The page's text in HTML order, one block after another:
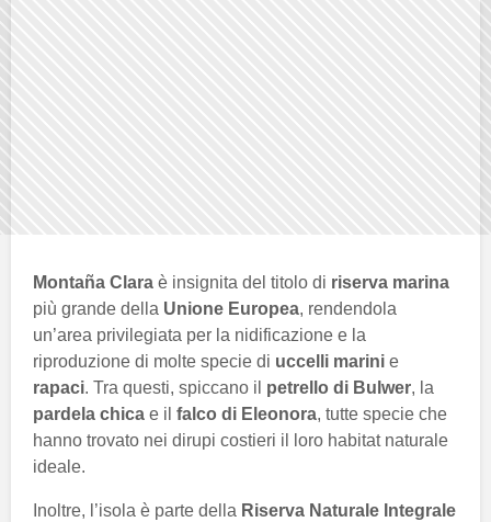
Montaña Clara è insignita del titolo di riserva marina
più grande della Unione Europea, rendendola
un’area privilegiata per la nidificazione e la
riproduzione di molte specie di uccelli marini e
rapaci. Tra questi, spiccano il petrello di Bulwer, la
pardela chica e il falco di Eleonora, tutte specie che
hanno trovato nei dirupi costieri il loro habitat naturale
ideale.
Inoltre, l’isola è parte della Riserva Naturale Integrale